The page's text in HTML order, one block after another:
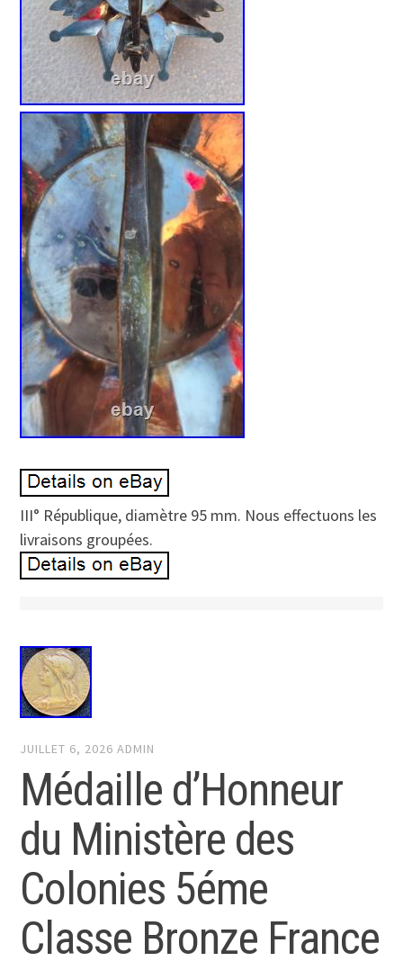
III° République, diamètre 95 mm. Nous effectuons les
livraisons groupées.
JUILLET 6, 2026 ADMIN
Médaille d’Honneur
du Ministère des
Colonies 5éme
Classe Bronze France